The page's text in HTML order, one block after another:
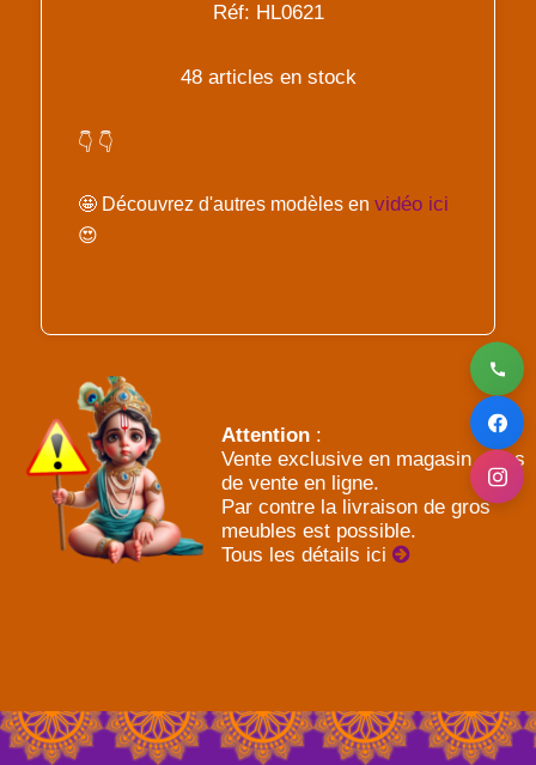
Réf: HL0621
48 articles en stock
👇 👇
🤩 Découvrez d'autres modèles en vidéo ici
😍
Attention :
Vente exclusive en magasin - Pas
de vente en ligne.
Par contre la livraison de gros
meubles est possible.
Tous les détails ici